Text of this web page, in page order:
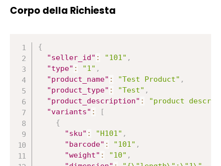
Corpo della Richiesta
{
"seller_id" : "101" ,
"type" : "1" ,
"product_name" : "Test Product" ,
"product_type" : "Test" ,
"product_description" :
"product
"variants" :
[
{
"sku" : "H101" ,
"barcode" : "101" ,
"weight" : "10" ,